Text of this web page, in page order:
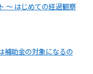
～ はじめての経過観察
補助金の対象になるの